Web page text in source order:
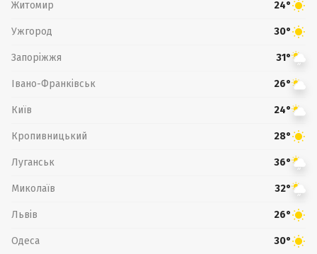
Житомир 24°
Ужгород 30°
Запоріжжя 31°
Івано-Франківськ 26°
Київ 24°
Кропивницький 28°
Луганськ 36°
Миколаїв 32°
Львів 26°
Одеса 30°